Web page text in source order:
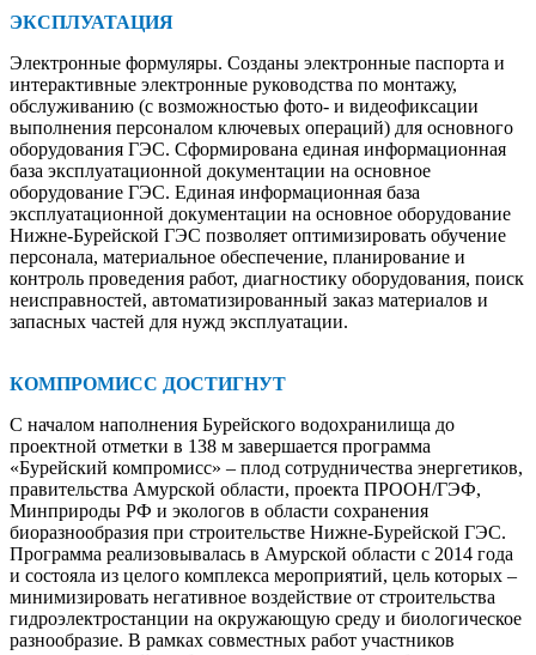
ЭКСПЛУАТАЦИЯ
Электронные формуляры. Созданы электронные паспорта и
интер­активные электронные руководства по монтажу,
обслуживанию (с возможностью фото- и видеофиксации
выполнения персоналом ключевых операций) для основного
оборудования ГЭС. Сформирована единая информационная
база эксплуатационной документации на основное
оборудование ГЭС. Единая информационная база
эксплуатационной документации на основное оборудование
Нижне-Бурейской ГЭС ­позволяет оптимизировать обучение
персонала, материальное обеспечение, планирование и
контроль проведения работ, диагностику оборудования, поиск
неисправностей, автоматизированный заказ материалов и
запасных ­частей для нужд эксплуатации.
КОМПРОМИСС ДОСТИГНУТ
С началом наполнения Бурейского водохранилища до
проектной отметки в 138 м завершается программа
«Бурейский компромисс» – плод сотрудничества энергетиков,
правительства Амурской области, ­проекта ­ПРООН/ГЭФ,
Минприроды РФ и экологов в области сохранения
биоразнообразия при строительстве Нижне-Бурейской ГЭС.
Программа реализовывалась в Амурской области с 2014 года
и состояла из целого комплекса мероприятий, цель которых –
мини­мизировать негативное воздействие от строительства
гидроэлектростанции на окружающую среду и биологическое
разно­образие. В рамках совместных работ участников